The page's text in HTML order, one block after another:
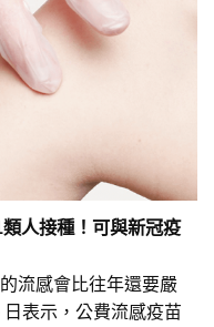
人接種！可與新冠疫
流感會比往年還要嚴
表示，公費流感疫苗